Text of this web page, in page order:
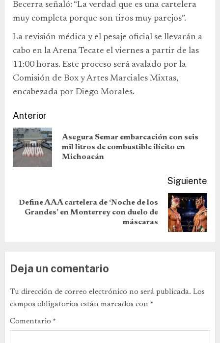
Becerra señaló: “La verdad que es una cartelera
muy completa porque son tiros muy parejos”.
La revisión médica y el pesaje oficial se llevarán a
cabo en la Arena Tecate el viernes a partir de las
11:00 horas. Este proceso será avalado por la
Comisión de Box y Artes Marciales Mixtas,
encabezada por Diego Morales.
Anterior
Asegura Semar embarcación con seis
mil litros de combustible ilícito en
Michoacán
Siguiente
Define AAA cartelera de ‘Noche de los
Grandes’ en Monterrey con duelo de
máscaras
Deja un comentario
Tu dirección de correo electrónico no será publicada. Los
campos obligatorios están marcados con *
Comentario *